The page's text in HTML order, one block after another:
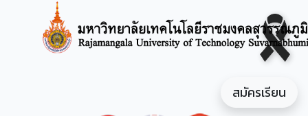
สมัครเรียน